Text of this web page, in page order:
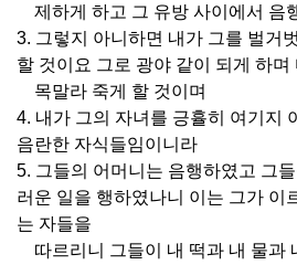
제하게 하고 그 유방 사이에서 음
3. 그렇지 아니하면 내가 그를 벌거
할 것이요 그로 광야 같이 되게 하며
목말라 죽게 할 것이며
4. 내가 그의 자녀를 긍휼히 여기지
음란한 자식들임이니라
5. 그들의 어머니는 음행하였고 그
러운 일을 행하였나니 이는 그가 이
는 자들을
따르리니 그들이 내 떡과 내 물과